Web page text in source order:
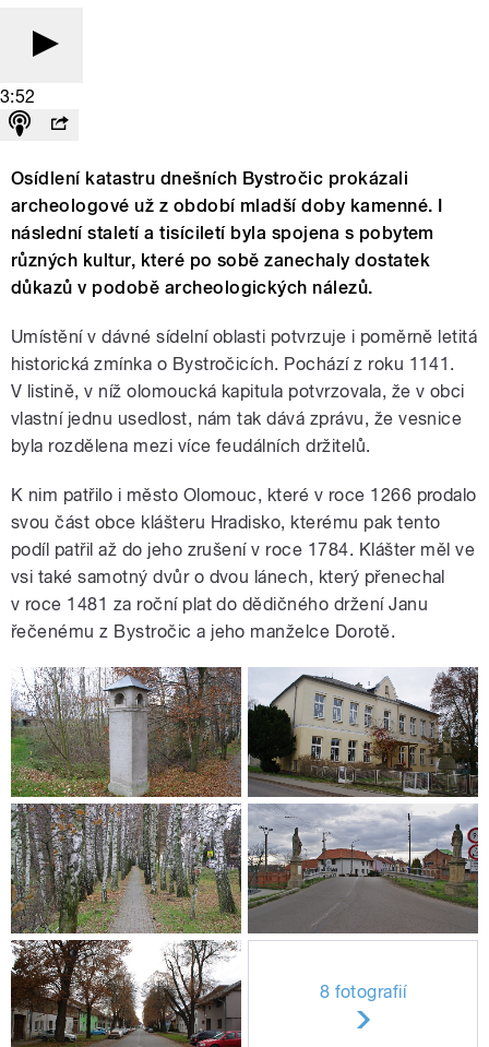
3:52
Osídlení katastru dnešních Bystročic prokázali
archeologové už z období mladší doby kamenné. I
následní staletí a tisíciletí byla spojena s pobytem
různých kultur, které po sobě zanechaly dostatek
důkazů v podobě archeologických nálezů.
Umístění v dávné sídelní oblasti potvrzuje i poměrně letitá
historická zmínka o Bystročicích. Pochází z roku 1141.
V listině, v níž olomoucká kapitula potvrzovala, že v obci
vlastní jednu usedlost, nám tak dává zprávu, že vesnice
byla rozdělena mezi více feudálních držitelů.
K nim patřilo i město Olomouc, které v roce 1266 prodalo
svou část obce klášteru Hradisko, kterému pak tento
podíl patřil až do jeho zrušení v roce 1784. Klášter měl ve
vsi také samotný dvůr o dvou lánech, který přenechal
v roce 1481 za roční plat do dědičného držení Janu
řečenému z Bystročic a jeho manželce Dorotě.
8 fotografií